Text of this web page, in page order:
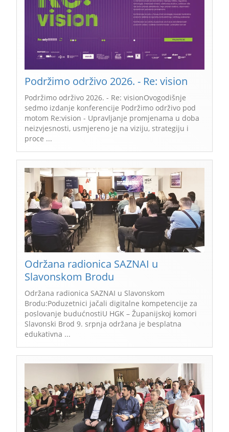
Podržimo održivo 2026. - Re: vision
Podržimo održivo 2026. - Re: visionOvogodišnje
sedmo izdanje konferencije Podržimo održivo pod
motom Re:vision - Upravljanje promjenama u doba
neizvjesnosti, usmjereno je na viziju, strategiju i
proce ...
Održana radionica SAZNAI u
Slavonskom Brodu
Održana radionica SAZNAI u Slavonskom
Brodu:Poduzetnici jačali digitalne kompetencije za
poslovanje budućnostiU HGK – Županijskoj komori
Slavonski Brod 9. srpnja održana je besplatna
edukativna ...